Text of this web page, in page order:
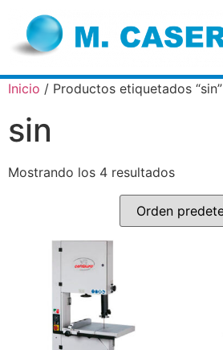
Inicio / Productos etiquetados “sin”
sin
Mostrando los 4 resultados